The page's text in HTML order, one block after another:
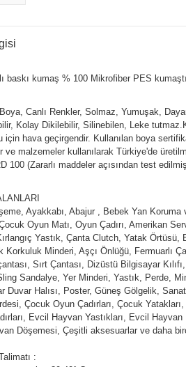
baskı kumaş % 100 Mikrofiber PES
Canlı Renkler, Solmaz, Yumuşak,
Kolay Dikilebilir, Silinebilen, Leke
için hava geçirgendir. Kullanılan boya
ve malzemeler kullanılarak Türkiye'de
100 (Zararlı maddeler açısından test
Ayakkabı, Abajur , Bebek Yan Koruma
Oyun Matı, Oyun Çadırı, Amerikan
Yastık, Çanta Clutch, Yatak
Korkuluk Minderi, Aşçı Önlüğü, Fermuarlı
Sırt Çantası, Dizüstü Bilgisayar Kılıfı,
Sandalye, Yer Minderi, Yastık, Perde,
Duvar Halısı, Poster, Güneş Gölgelik,
Çocuk Oyun Çadırları, Çocuk
Evcil Hayvan Yastıkları, Evcil
Döşemesi, Çeşitli aksesuarlar ve daha
: